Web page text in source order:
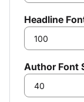
Headline
Author Font
krinkz.co,
Terpercaya